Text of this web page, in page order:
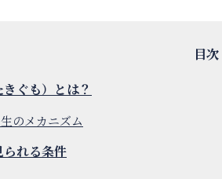
ぐも）とは？
のメカニズム
れる条件